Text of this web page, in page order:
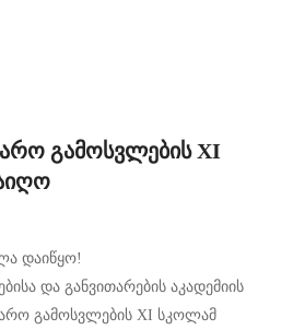
გამოსვლების XI
დაიწყო!
და განვითარების აკადემიის
გამოსვლების XI სკოლამ